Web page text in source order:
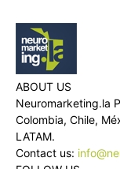
ABOUT US
Neuromarketing.la
Colombia, Chile,
LATAM.
Contact us: